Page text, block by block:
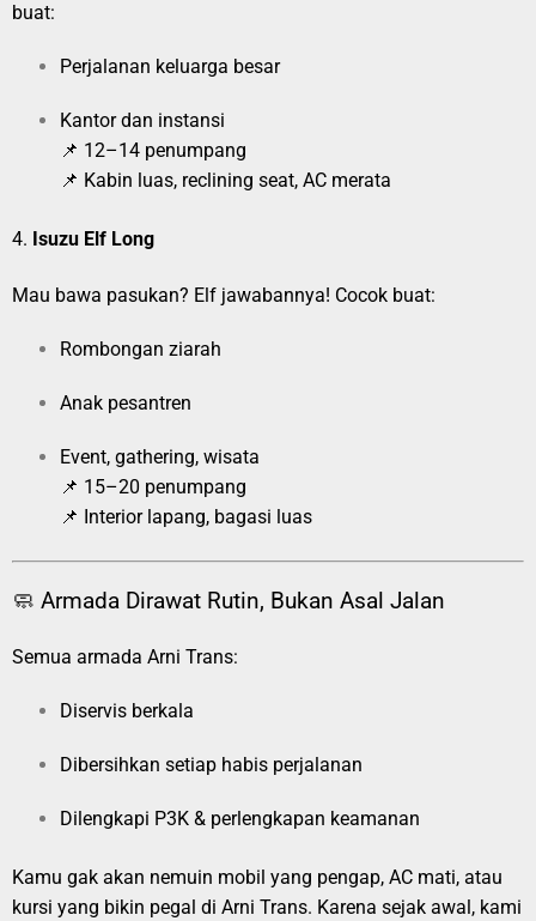
buat:
Perjalanan keluarga besar
Kantor dan instansi
📌 12–14 penumpang
📌 Kabin luas, reclining seat, AC merata
4. Isuzu Elf Long
Mau bawa pasukan? Elf jawabannya! Cocok buat:
Rombongan ziarah
Anak pesantren
Event, gathering, wisata
📌 15–20 penumpang
📌 Interior lapang, bagasi luas
🧼 Armada Dirawat Rutin, Bukan Asal Jalan
Semua armada Arni Trans:
Diservis berkala
Dibersihkan setiap habis perjalanan
Dilengkapi P3K & perlengkapan keamanan
Kamu gak akan nemuin mobil yang pengap, AC mati, atau
kursi yang bikin pegal di Arni Trans. Karena sejak awal, kami